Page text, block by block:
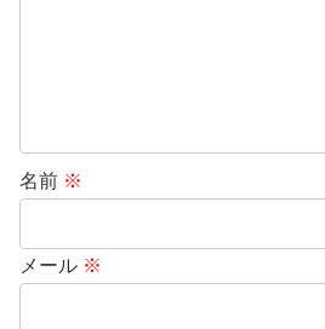
名前 ※
メール ※